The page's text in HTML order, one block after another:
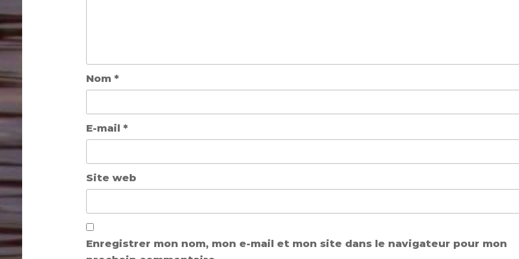
Nom*
E-mail*
Site web
Enregistrer mon nom, mon e-mail et mon site dans le navigateur pour mon